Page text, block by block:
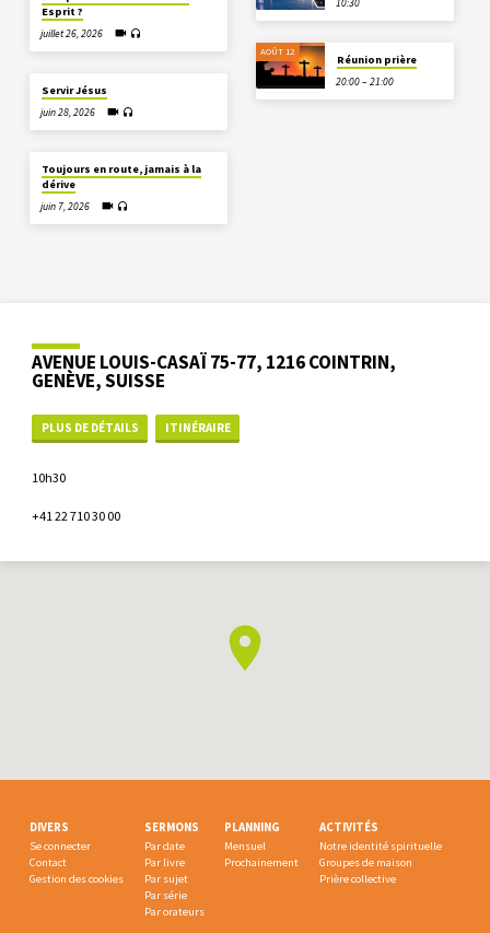
Esprit ?
juillet 26, 2026
Servir Jésus
juin 28, 2026
Toujours en route, jamais à la
dérive
juin 7, 2026
10:30
AOÛT 12
Réunion prière
20:00 – 21:00
AVENUE LOUIS-CASAÏ 75-77, 1216 COINTRIN,
GENÈVE, SUISSE
PLUS DE DÉTAILS ITINÉRAIRE
10h30
+41 22 710 30 00
DIVERS
Se connecter
Contact
Gestion des cookies
SERMONS
Par date
Par livre
Par sujet
Par série
Par orateurs
PLANNING
Mensuel
Prochainement
ACTIVITÉS
Notre identité spirituelle
Groupes de maison
Prière collective